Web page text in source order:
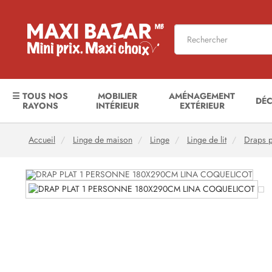
☰ TOUS NOS
RAYONS
MOBILIER
INTÉRIEUR
AMÉNAGEMENT
EXTÉRIEUR
Accueil Linge de maison Linge Linge de lit Draps